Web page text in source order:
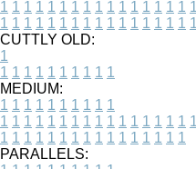
1 1 1 1 1 1 1 1 1 1 1 1 1 1 1 1 1
1 1 1 1 1 1 1 1 1 1 1 1 1 1 1 1 1
CUTTLY OLD:
1
1 1 1 1 1 1 1 1 1 1
MEDIUM:
1 1 1 1 1 1 1 1 1 1
1 1 1 1 1 1 1 1 1 1 1 1 1 1 1 1 1
1 1 1 1 1 1 1 1 1 1 1 1 1 1 1 1
PARALLELS: